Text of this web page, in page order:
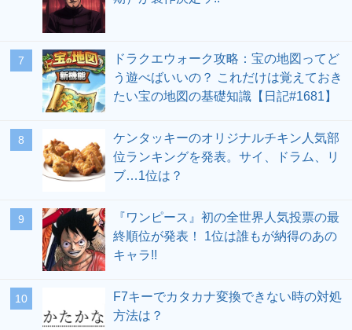
ドラクエウォーク攻略：宝の地図ってど
う遊べばいいの？ これだけは覚えておき
たい宝の地図の基礎知識【日記#1681】
ケンタッキーのオリジナルチキン人気部
位ランキングを発表。サイ、ドラム、リ
ブ…1位は？
『ワンピース』初の全世界人気投票の最
終順位が発表！ 1位は誰もが納得のあの
キャラ!!
F7キーでカタカナ変換できない時の対処
方法は？